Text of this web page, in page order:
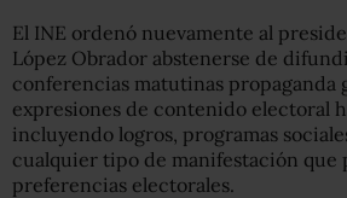
El INE ordenó nuevamente al
López Obrador abstenerse de
conferencias matutinas propaganda
expresiones de contenido electoral
incluyendo logros, programas
cualquier tipo de manifestación que
preferencias electorales.